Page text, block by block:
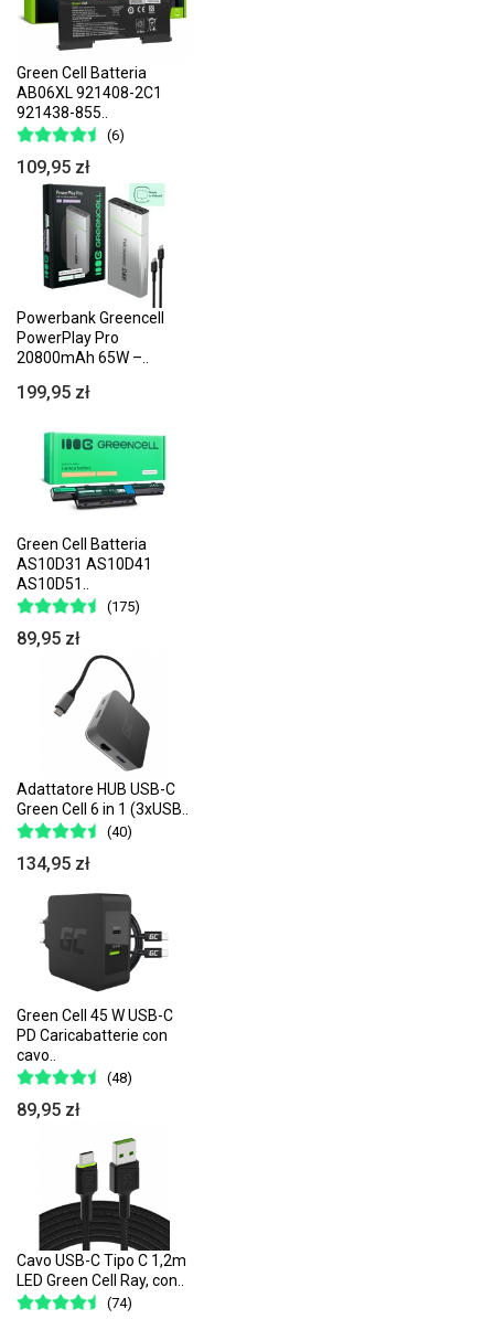
Green Cell Batteria
AB06XL 921408-2C1
921438-855..
(6)
109,95 zł
Powerbank Greencell
PowerPlay Pro
20800mAh 65W –..
199,95 zł
Green Cell Batteria
AS10D31 AS10D41
AS10D51..
(175)
89,95 zł
Adattatore HUB USB-C
Green Cell 6 in 1 (3xUSB..
(40)
134,95 zł
Green Cell 45 W USB-C
PD Caricabatterie con
cavo..
(48)
89,95 zł
Cavo USB-C Tipo C 1,2m
LED Green Cell Ray, con..
(74)